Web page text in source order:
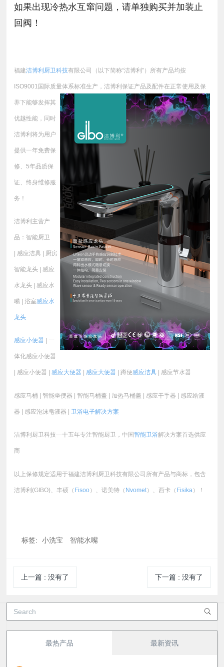
如果出现冷热水互窜问题，请单独购买并加装止
回阀！
福建洁博利厨卫科技有限公司（以下简称“洁博利”）所有产品均按
ISO9001国际质量体系标准生产，洁博利保证产品及配件在正常使用及保
养下能够发挥其
优越性能，同时
洁博利将为用户
提供一年免费保
修、5年品质保
证、终身维修服
务！
洁博利主营产
品：智能厨卫
| 感应洁具 | 厨房
智能龙头 | 感应
水龙头 | 感应水
嘴 | 浴室感应水
龙头
感应小便器 | 一
体化感应小便器
| 感应小便器 |感应大便器 |感应大便器 | 蹲便感应洁具 | 感应节水器
感应马桶 | 智能坐便器 | 智能马桶盖 | 加热马桶盖 | 感应干手器 | 感应给液
器 | 感应泡沫皂液器 | 卫浴电子解决方案
洁博利厨卫科技---十五年专注智能厨卫，中国智能卫浴解决方案首选供应
商
以上保修规定适用于福建洁博利厨卫科技有限公司所有产品与商标，包含
洁博利(GIBO)、丰硕（ Fisoo ）、诺美特（ Nvomet）、西卡（ Fisika ）！
标签: 小洗宝 智能水嘴
上一篇 :没有了 下一篇: 没有了
最热产品 最新资讯